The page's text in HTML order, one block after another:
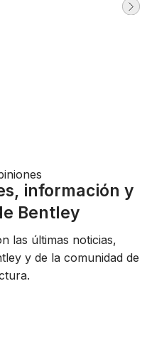
información y
Bentley
las últimas noticias,
y de la comunidad de